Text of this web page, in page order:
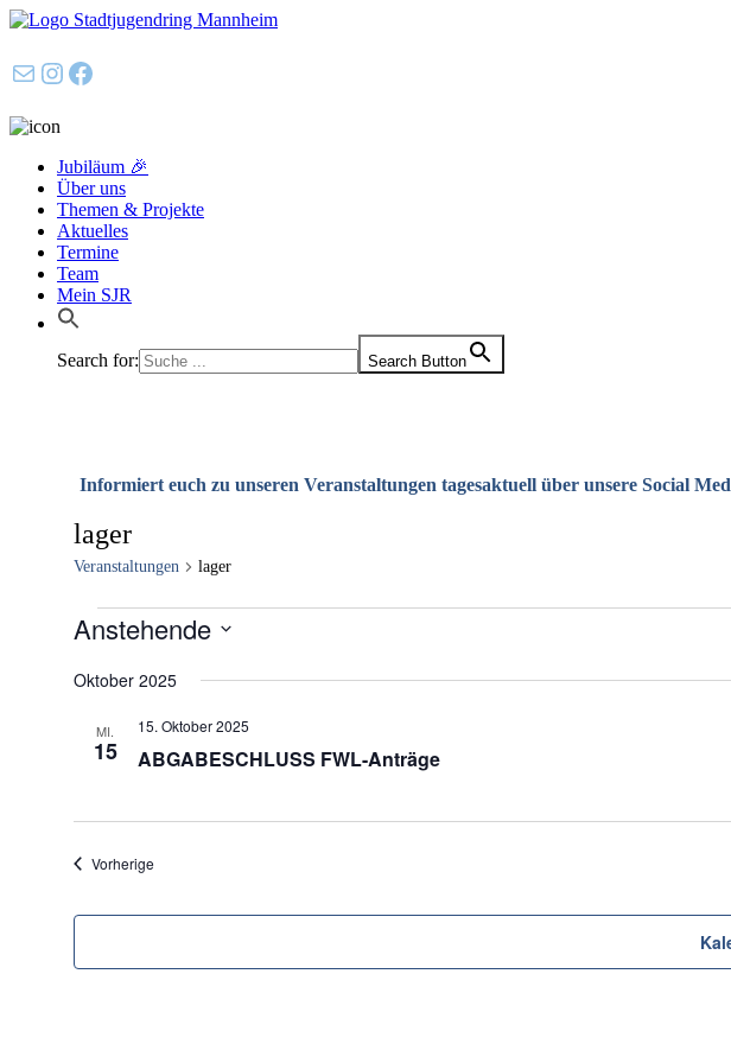
E-MailInstagram
Facebook
Jubiläum 🎉
Über uns
Themen & Projekte
Aktuelles
Termine
Team
Mein SJR
Search for: Search Button
Informiert euch zu unseren Veranstaltungen tagesaktuell über unsere Social
lager
Veranstaltungen lager
Veranstaltungen
Anstehende
wählen.
Oktober 2025
MI.
15 ABGABESCHLUSS FWL-Anträge
15. Oktober 2025
VorherigeVeranstaltungen